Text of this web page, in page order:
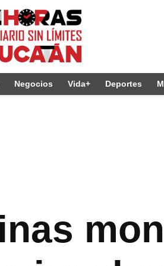
Negocios Vida+ Deportes